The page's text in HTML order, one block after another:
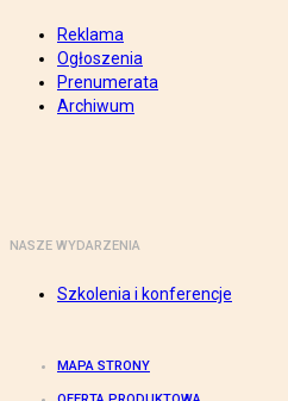
Reklama
Ogłoszenia
Prenumerata
Archiwum
NASZE WYDARZENIA
Szkolenia i konferencje
MAPA STRONY